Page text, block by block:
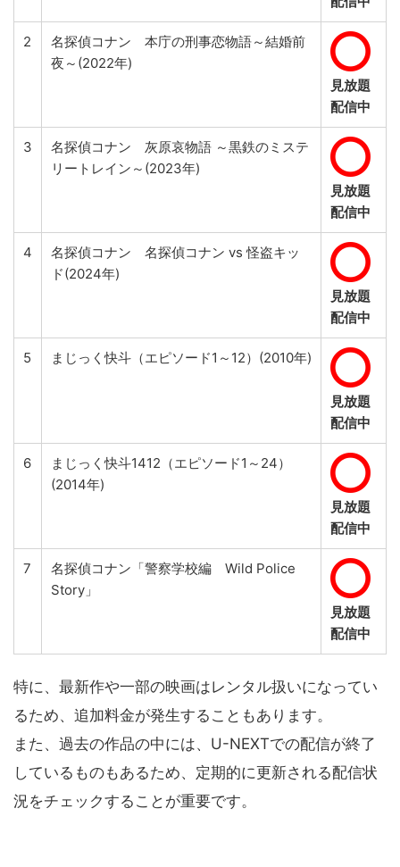
2
名探偵コナン 本庁の刑事恋物語～結婚前
夜～(2022年)
見放題
配信中
3
名探偵コナン 灰原哀物語 ～黒鉄のミステ
リートレイン～(2023年)
見放題
配信中
4
名探偵コナン 名探偵コナン vs 怪盗キッ
ド(2024年)
見放題
配信中
5 まじっく快斗（エピソード1～12）(2010年)
見放題
配信中
6
まじっく快斗1412（エピソード1～24）
(2014年)
見放題
配信中
7
名探偵コナン「警察学校編 Wild Police
Story」
見放題
配信中
特に、最新作や一部の映画はレンタル扱いになってい
るため、追加料金が発生することもあります。
また、過去の作品の中には、U-NEXTでの配信が終了
しているものもあるため、定期的に更新される配信状
況をチェックすることが重要です。